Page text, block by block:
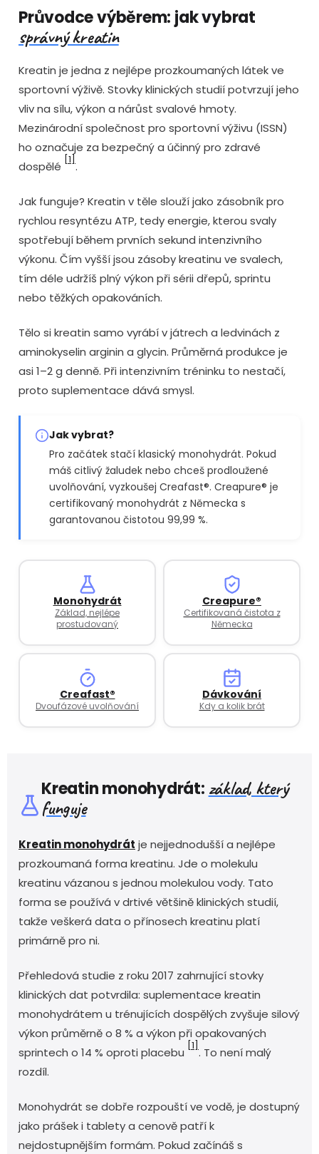
p
r
y
v
ý
p
i
s
Průvodce výběrem: jak vybrat
správný kreatin
Kreatin je jedna z nejlépe prozkoumaných látek ve
sportovní výživě. Stovky klinických studií potvrzují jeho
vliv na sílu, výkon a nárůst svalové hmoty.
Mezinárodní společnost pro sportovní výživu (ISSN)
ho označuje za bezpečný a účinný pro zdravé
dospělé [1] .
Jak funguje? Kreatin v těle slouží jako zásobník pro
rychlou resyntézu ATP, tedy energie, kterou svaly
spotřebují během prvních sekund intenzivního
výkonu. Čím vyšší jsou zásoby kreatinu ve svalech,
tím déle udržíš plný výkon při sérii dřepů, sprintu
nebo těžkých opakováních.
Tělo si kreatin samo vyrábí v játrech a ledvinách z
aminokyselin arginin a glycin. Průměrná produkce je
asi 1–2 g denně. Při intenzivním tréninku to nestačí,
proto suplementace dává smysl.
Jak vybrat?
Pro začátek stačí klasický monohydrát. Pokud
máš citlivý žaludek nebo chceš prodloužené
uvolňování, vyzkoušej Creafast®. Creapure® je
certifikovaný monohydrát z Německa s
garantovanou čistotou 99,99 %.
Monohydrát
Základ, nejlépe
prostudovaný
Creapure®
Certifikovaná čistota z
Německa
Creafast®
Dvoufázové uvolňování
Dávkování
Kdy a kolik brát
Kreatin monohydrát: základ, který
funguje
Kreatin monohydrát je nejjednodušší a nejlépe
prozkoumaná forma kreatinu. Jde o molekulu
kreatinu vázanou s jednou molekulou vody. Tato
forma se používá v drtivé většině klinických studií,
takže veškerá data o přínosech kreatinu platí
primárně pro ni.
Přehledová studie z roku 2017 zahrnující stovky
klinických dat potvrdila: suplementace kreatin
monohydrátem u trénujících dospělých zvyšuje silový
výkon průměrně o 8 % a výkon při opakovaných
sprintech o 14 % oproti placebu [1] . To není malý
rozdíl.
Monohydrát se dobře rozpouští ve vodě, je dostupný
jako prášek i tablety a cenově patří k
nejdostupnějším formám. Pokud začínáš s